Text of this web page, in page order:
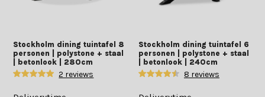
Stockholm dining tuintafel 8
personen | polystone + staal
| betonlook | 280cm
2 reviews
Stockholm dining tuintafel 6
personen | polystone + staal
| betonlook | 240cm
8 reviews